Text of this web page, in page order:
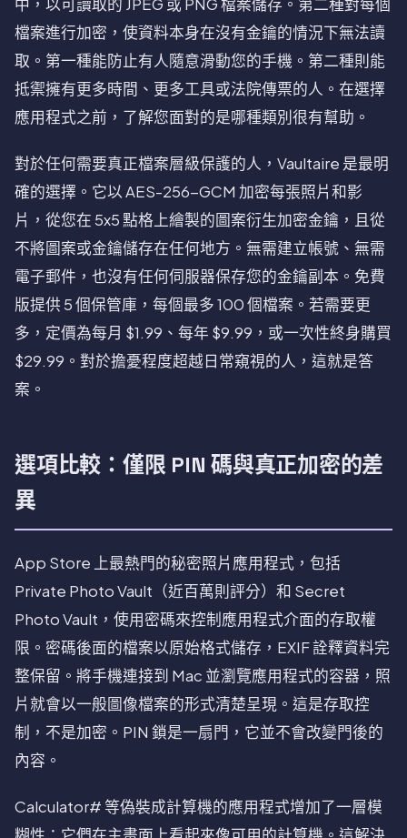
中，以可讀取的 JPEG 或 PNG 檔案儲存。第二種對每個
檔案進行加密，使資料本身在沒有金鑰的情況下無法讀
取。第一種能防止有人隨意滑動您的手機。第二種則能
抵禦擁有更多時間、更多工具或法院傳票的人。在選擇
應用程式之前，了解您面對的是哪種類別很有幫助。
對於任何需要真正檔案層級保護的人，Vaultaire 是最明
確的選擇。它以 AES-256-GCM 加密每張照片和影
片，從您在 5x5 點格上繪製的圖案衍生加密金鑰，且從
不將圖案或金鑰儲存在任何地方。無需建立帳號、無需
電子郵件，也沒有任何伺服器保存您的金鑰副本。免費
版提供 5 個保管庫，每個最多 100 個檔案。若需要更
多，定價為每月 $1.99、每年 $9.99，或一次性終身購買
$29.99。對於擔憂程度超越日常窺視的人，這就是答
案。
選項比較：僅限 PIN 碼與真正加密的差
異
App Store 上最熱門的秘密照片應用程式，包括
Private Photo Vault（近百萬則評分）和 Secret
Photo Vault，使用密碼來控制應用程式介面的存取權
限。密碼後面的檔案以原始格式儲存，EXIF 詮釋資料完
整保留。將手機連接到 Mac 並瀏覽應用程式的容器，照
片就會以一般圖像檔案的形式清楚呈現。這是存取控
制，不是加密。PIN 鎖是一扇門，它並不會改變門後的
內容。
Calculator# 等偽裝成計算機的應用程式增加了一層模